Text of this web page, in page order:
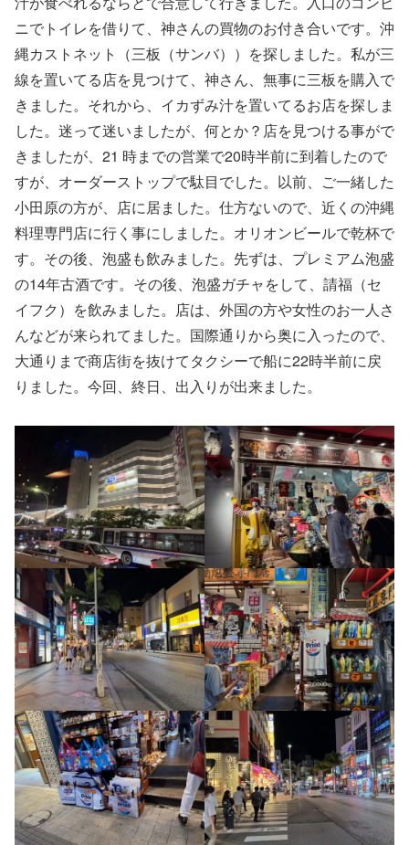
ニでトイレを借りて、神さんの買物のお付き合いです。沖
縄カストネット（三板（サンバ））を探しました。私が三
線を置いてる店を見つけて、神さん、無事に三板を購入で
きました。それから、イカずみ汁を置いてるお店を探しま
した。迷って迷いましたが、何とか？店を見つける事がで
きましたが、21 時までの営業で20時半前に到着したので
すが、オーダーストップで駄目でした。以前、ご一緒した
小田原の方が、店に居ました。仕方ないので、近くの沖縄
料理専門店に行く事にしました。オリオンビールで乾杯で
す。その後、泡盛も飲みました。先ずは、プレミアム泡盛
の14年古酒です。その後、泡盛ガチャをして、請福（セ
イフク）を飲みました。店は、外国の方や女性のお一人さ
んなどが来られてました。国際通りから奥に入ったので、
大通りまで商店街を抜けてタクシーで船に22時半前に戻
りました。今回、終日、出入りが出来ました。